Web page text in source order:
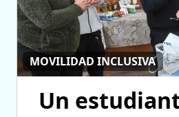
MOVILIDAD INCLUSIVA
Un